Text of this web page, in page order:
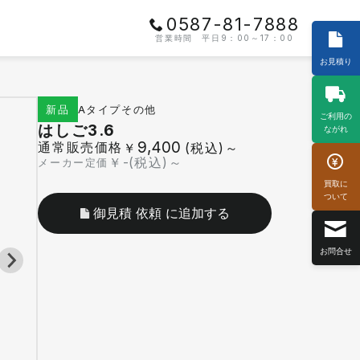
0587-81-7888
営業時間 平日9：00～17：00
お見積り
ご利用の
ながれ
買取に
ついて
お問合せ
新品 Aタイプその他
はしご3.6
通常販売価格 ￥ 9,400 (税込)～
メーカー定価 ￥ -(税込)～
御見積 依頼 に追加する